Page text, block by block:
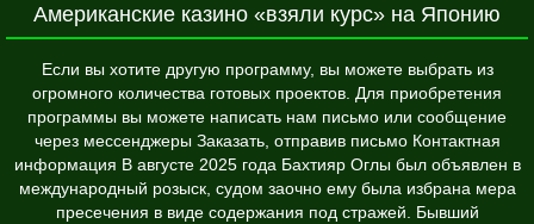
Американские казино «взяли курс» на Японию
Если вы хотите другую программу, вы можете выбрать из
огромного количества готовых проектов. Для приобретения
программы вы можете написать нам письмо или сообщение
через мессенджеры Заказать, отправив письмо Контактная
информация В августе 2025 года Бахтияр Оглы был объявлен в
международный розыск, судом заочно ему была избрана мера
пресечения в виде содержания под стражей. Бывший